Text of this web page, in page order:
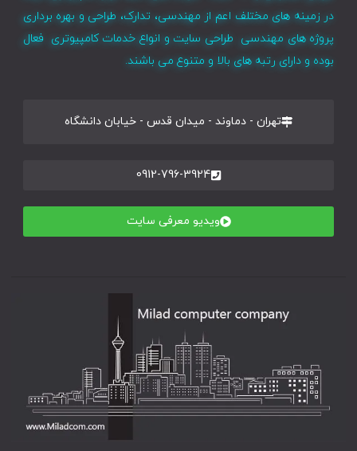
در زمینه های مختلف اعم از مهندسی، تدارک، طراحی و بهره برداری
پروژه های مهندسی طراحی سایت و انواع خدمات کامپیوتری فعال
بوده و دارای رتبه های بالا و متنوع می باشند.
تهران - دماوند - میدان قدس - خیابان دانشگاه
0912-796-3924
ویدیو معرفی سایت